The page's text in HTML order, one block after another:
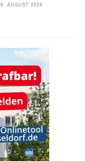
6. AUGUST 2026